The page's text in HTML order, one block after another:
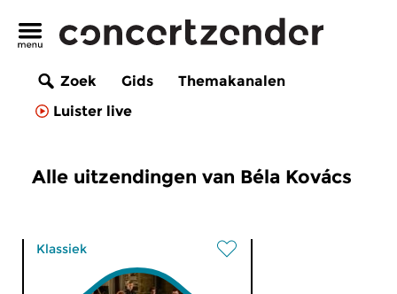
Zoek Gids
Themakanalen
Luister live
Alle uitzendingen van Béla Kovács
Klassiek